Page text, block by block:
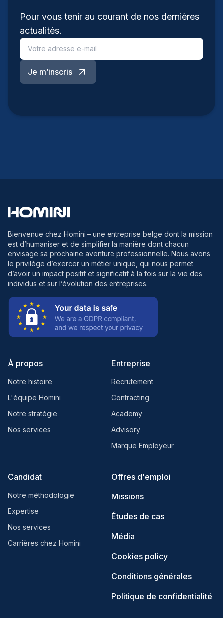
Pour vous tenir au courant de nos dernières
actualités.
Je m’inscris
Bienvenue chez Homini – une entreprise belge dont la mission
est d’humaniser et de simplifier la manière dont chacun
envisage sa prochaine aventure professionnelle. Nous avons
le privilège d’exercer un métier unique, qui nous permet
d’avoir un impact positif et significatif à la fois sur la vie des
individus et sur l’évolution des entreprises.
À propos
Notre histoire
L'équipe Homini
Notre stratégie
Nos services
Entreprise
Recrutement
Contracting
Academy
Advisory
Marque Employeur
Candidat
Notre méthodologie
Expertise
Nos services
Carrières chez Homini
Offres d'emploi
Missions
Études de cas
Média
Cookies policy
Conditions générales
Politique de confidentialité